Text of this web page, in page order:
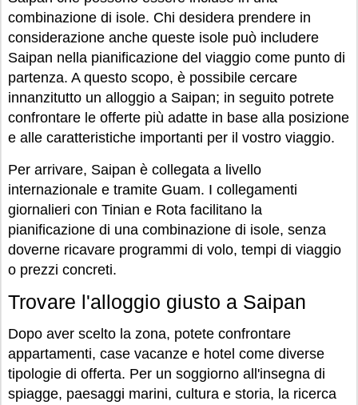
combinazione di isole. Chi desidera prendere in
considerazione anche queste isole può includere
Saipan nella pianificazione del viaggio come punto di
partenza. A questo scopo, è possibile cercare
innanzitutto un alloggio a Saipan; in seguito potrete
confrontare le offerte più adatte in base alla posizione
e alle caratteristiche importanti per il vostro viaggio.
Per arrivare, Saipan è collegata a livello
internazionale e tramite Guam. I collegamenti
giornalieri con Tinian e Rota facilitano la
pianificazione di una combinazione di isole, senza
doverne ricavare programmi di volo, tempi di viaggio
o prezzi concreti.
Trovare l'alloggio giusto a Saipan
Dopo aver scelto la zona, potete confrontare
appartamenti, case vacanze e hotel come diverse
tipologie di offerta. Per un soggiorno all'insegna di
spiagge, paesaggi marini, cultura e storia, la ricerca